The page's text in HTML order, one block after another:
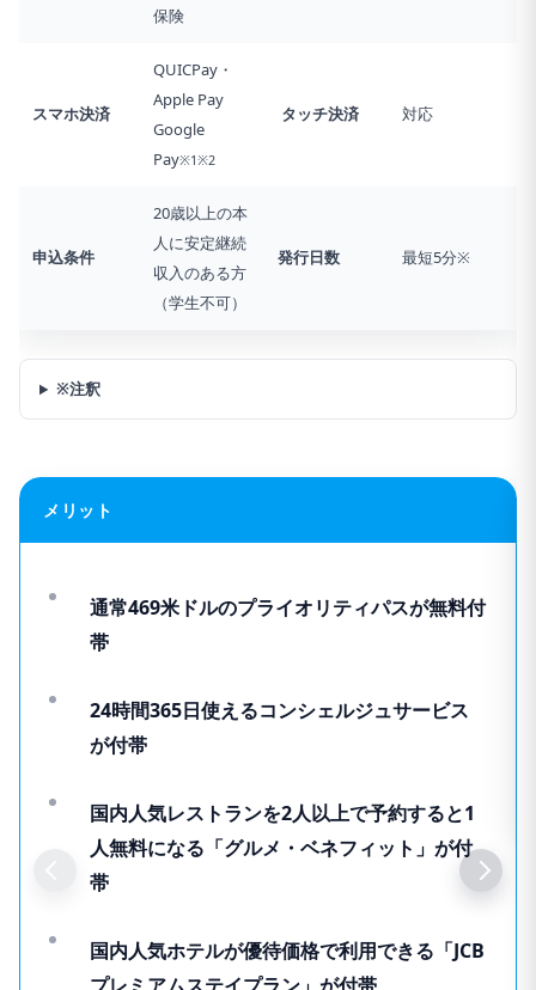
保険
スマホ決済
QUICPay・
Apple Pay
Google
Pay※1※2
タッチ決済 対応
申込条件
20歳以上の本
人に安定継続
収入のある方
（学生不可）
発行日数 最短5分※
※注釈
メリット
通常469米ドルのプライオリティパスが無料付
帯
24時間365日使えるコンシェルジュサービス
が付帯
国内人気レストランを2人以上で予約すると1
人無料になる「グルメ・ベネフィット」が付
帯
国内人気ホテルが優待価格で利用できる「JCB